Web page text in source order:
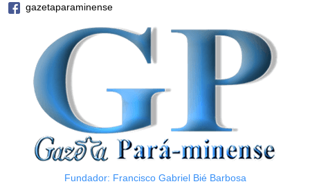
gazetaparaminense
Fundador: Francisco Gabriel Bié Barbosa